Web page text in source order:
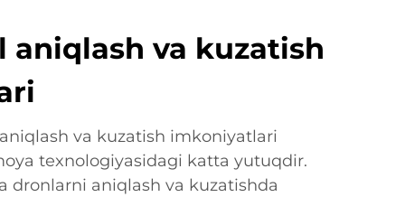
aniqlash va kuzatish
va kuzatish imkoniyatlari
texnologiyasidagi katta yutuqdir.
dronlarni aniqlash va kuzatishda